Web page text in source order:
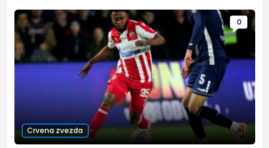
0
Crvena zvezda